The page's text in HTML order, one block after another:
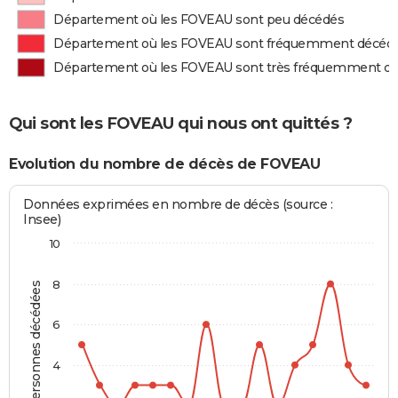
Département où les FOVEAU sont peu décédés
Département où les FOVEAU sont fréquemment
Département où les FOVEAU sont très fréquemment
Qui sont les FOVEAU qui nous ont quittés ?
Evolution du nombre de décès de FOVEAU
Personnes décédées
Données exprimées en nombre de décès (source :
Insee)
4
6
8
10